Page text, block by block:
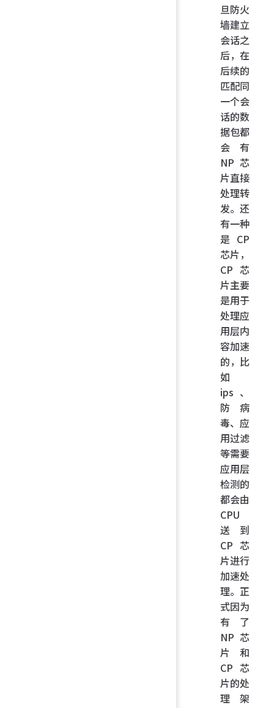
旦防火
墙建立
会话之
后，在
后续的
匹配同
一个会
话的数
据包都
会有
NP 芯
片直接
处理转
发。还
有一种
是 CP
芯片，
CP 芯
片主要
是用于
处理应
用层内
容加速
的，比
如
ips、
防病
毒、应
用过滤
等需要
应用层
检测的
都会由
CPU
送到
CP 芯
片进行
加速处
理。正
式因为
有了
NP 芯
片和
CP 芯
片的处
理架